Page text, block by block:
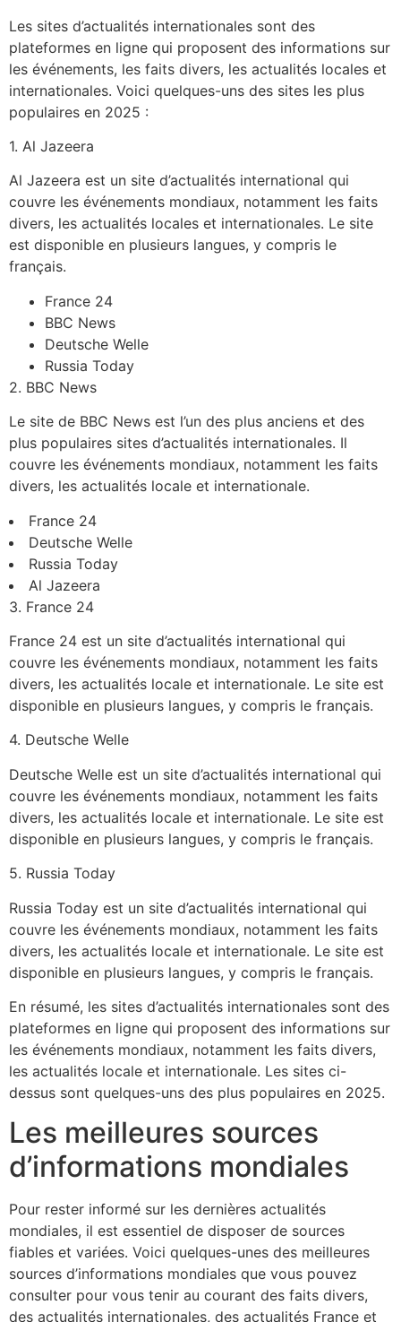
Les sites d’actualités internationales sont des
plateformes en ligne qui proposent des informations sur
les événements, les faits divers, les actualités locales et
internationales. Voici quelques-uns des sites les plus
populaires en 2025 :
1. Al Jazeera
Al Jazeera est un site d’actualités international qui
couvre les événements mondiaux, notamment les faits
divers, les actualités locales et internationales. Le site
est disponible en plusieurs langues, y compris le
français.
France 24
BBC News
Deutsche Welle
Russia Today
2. BBC News
Le site de BBC News est l’un des plus anciens et des
plus populaires sites d’actualités internationales. Il
couvre les événements mondiaux, notamment les faits
divers, les actualités locale et internationale.
France 24
Deutsche Welle
Russia Today
Al Jazeera
3. France 24
France 24 est un site d’actualités international qui
couvre les événements mondiaux, notamment les faits
divers, les actualités locale et internationale. Le site est
disponible en plusieurs langues, y compris le français.
4. Deutsche Welle
Deutsche Welle est un site d’actualités international qui
couvre les événements mondiaux, notamment les faits
divers, les actualités locale et internationale. Le site est
disponible en plusieurs langues, y compris le français.
5. Russia Today
Russia Today est un site d’actualités international qui
couvre les événements mondiaux, notamment les faits
divers, les actualités locale et internationale. Le site est
disponible en plusieurs langues, y compris le français.
En résumé, les sites d’actualités internationales sont des
plateformes en ligne qui proposent des informations sur
les événements mondiaux, notamment les faits divers,
les actualités locale et internationale. Les sites ci-
dessus sont quelques-uns des plus populaires en 2025.
Les meilleures sources
d’informations mondiales
Pour rester informé sur les dernières actualités
mondiales, il est essentiel de disposer de sources
fiables et variées. Voici quelques-unes des meilleures
sources d’informations mondiales que vous pouvez
consulter pour vous tenir au courant des faits divers,
des actualités internationales, des actualités France et